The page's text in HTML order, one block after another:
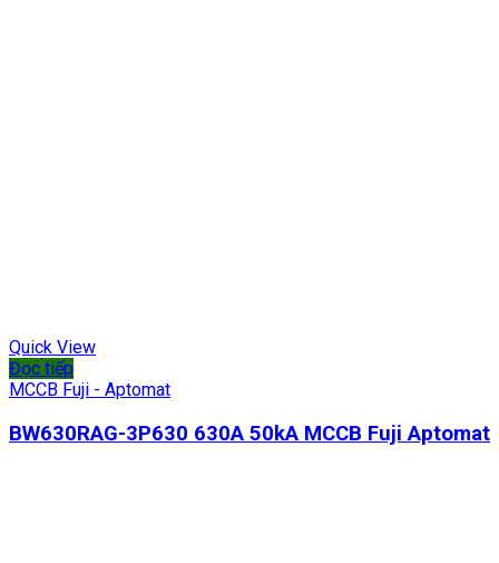
Quick View
Đọc tiếp
MCCB Fuji - Aptomat
BW630RAG-3P630 630A 50kA MCCB Fuji Aptomat